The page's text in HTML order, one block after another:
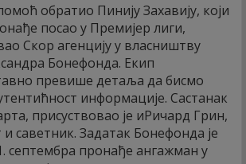
обратио Пинију Захавију, који
посао у Премијер лиги,
Скор агенцију у власништву
Бонефонда. Екип
превише детаља да бисмо
информације. Састанак
присуствовао је иРичард Грин,
саветник. Задатак Бонефонда је
септембра пронађе ангажман у